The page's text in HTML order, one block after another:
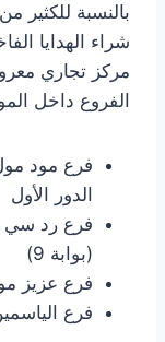
بالنسبة للكثير
شراء الهدايا
مركز تجاري
الفروع داخل
فرع مود
الدور الأول
فرع رد سي
(بوابة 9)
فرع عزيز
فرع